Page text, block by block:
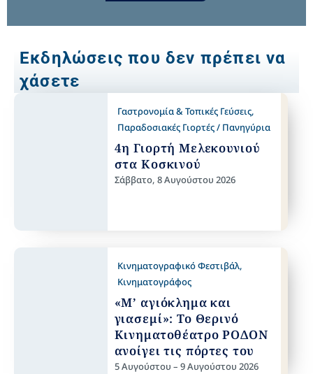
Εκδηλώσεις που δεν πρέπει να
χάσετε
Γαστρονομία & Τοπικές Γεύσεις,
Παραδοσιακές Γιορτές / Πανηγύρια
4η Γιορτή Μελεκουνιού
στα Κοσκινού
Σάββατο, 8 Αυγούστου 2026
Κινηματογραφικό Φεστιβάλ,
Κινηματογράφος
«Μ’ αγιόκλημα και
γιασεμί»: Το Θερινό
Κινηματοθέατρο ΡΟΔΟΝ
ανοίγει τις πόρτες του
5 Αυγούστου – 9 Αυγούστου 2026